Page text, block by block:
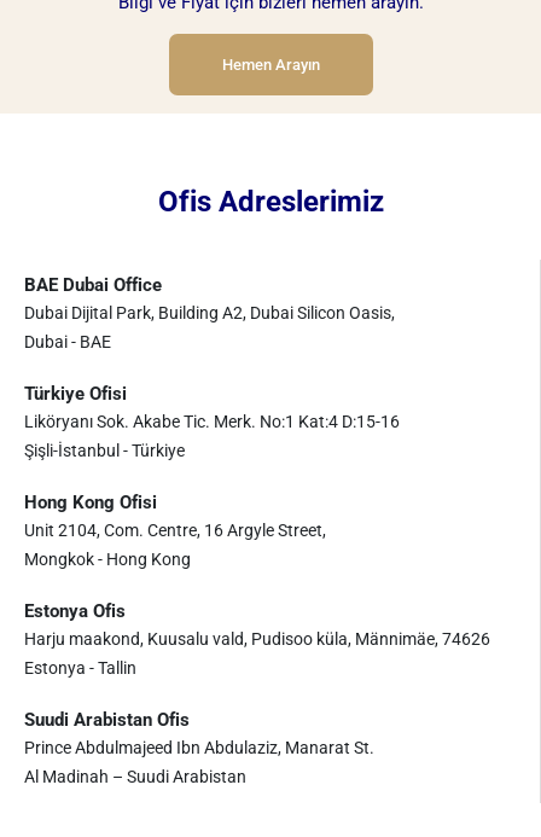
Hemen Arayın
Ofis Adreslerimiz
BAE Dubai Office
Dubai Dijital Park, Building A2, Dubai Silicon Oasis,
Dubai - BAE
Türkiye Ofisi
Liköryanı Sok. Akabe Tic. Merk. No:1 Kat:4 D:15-16
Şişli-İstanbul - Türkiye
Hong Kong Ofisi
Unit 2104, Com. Centre, 16 Argyle Street,
Mongkok - Hong Kong
Estonya Ofis
Harju maakond, Kuusalu vald, Pudisoo küla, Männimäe, 74626
Estonya - Tallin
Suudi Arabistan Ofis
Prince Abdulmajeed Ibn Abdulaziz, Manarat St.
Al Madinah – Suudi Arabistan